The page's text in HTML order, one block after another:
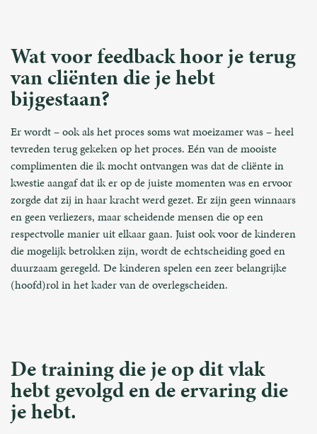
Wat voor feedback hoor je terug
van cliënten die je hebt
bijgestaan?
Er wordt – ook als het proces soms wat moeizamer was – heel
tevreden terug gekeken op het proces. Eén van de mooiste
complimenten die ik mocht ontvangen was dat de cliënte in
kwestie aangaf dat ik er op de juiste momenten was en ervoor
zorgde dat zij in haar kracht werd gezet. Er zijn geen winnaars
en geen verliezers, maar scheidende mensen die op een
respectvolle manier uit elkaar gaan. Juist ook voor de kinderen
die mogelijk betrokken zijn, wordt de echtscheiding goed en
duurzaam geregeld. De kinderen spelen een zeer belangrijke
(hoofd)rol in het kader van de overlegscheiden.
De training die je op dit vlak
hebt gevolgd en de ervaring die
je hebt.